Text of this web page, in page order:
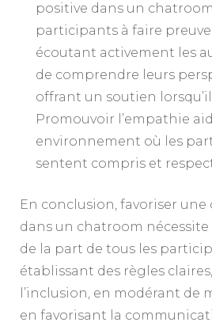
positive dans un
participants à faire
écoutant activement les
de comprendre leurs
offrant un soutien
Promouvoir l’empathie
environnement où les
sentent compris et
En conclusion, favoriser
dans un chatroom
de la part de tous les
établissant des règles
l’inclusion, en modérant de
en favorisant la